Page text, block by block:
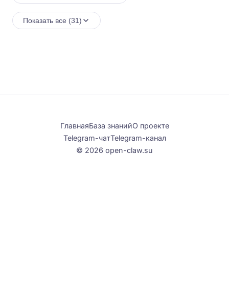
Показать все (31)
ГлавнаяБаза знанийО проекте
Telegram-чатTelegram-канал
© 2026 open-claw.su